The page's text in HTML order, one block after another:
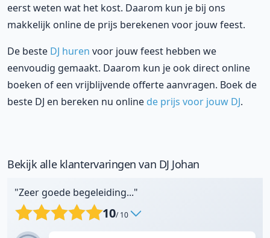
eerst weten wat het kost. Daarom kun je bij ons
makkelijk online de prijs berekenen voor jouw feest.
De beste DJ huren voor jouw feest hebben we
eenvoudig gemaakt. Daarom kun je ook direct online
boeken of een vrijblijvende offerte aanvragen. Boek de
beste DJ en bereken nu online de prijs voor jouw DJ.
Bekijk alle klantervaringen van DJ Johan
"Zeer goede begeleiding..."
10/ 10